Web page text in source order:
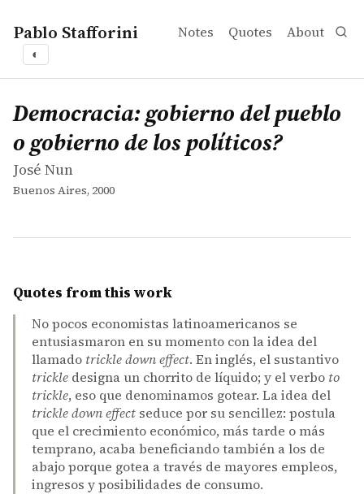
Pablo Stafforini Notes Quotes About
◐
works
José Nun
Democracia: gobierno del pueblo o gobierno de los
book
Democracia: gobierno del pueblo
o gobierno de los políticos?
José Nun
Buenos Aires, 2000
Quotes from this work
No pocos economistas latinoamericanos se
entusiasmaron en su momento con la idea del
llamado trickle down effect. En inglés, el sustantivo
trickle designa un chorrito de líquido; y el verbo to
trickle, eso que denominamos gotear. La idea del
trickle down effect seduce por su sencillez: postula
que el crecimiento económico, más tarde o más
temprano, acaba beneficiando también a los de
abajo porque gotea a través de mayores empleos,
ingresos y posibilidades de consumo.